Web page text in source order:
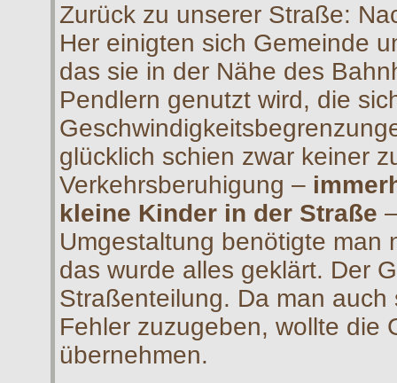
Zurück zu unserer Straße:
Her einigten sich Gemeinde
das sie in der Nähe des
Pendlern genutzt wird, die
glücklich schien zwar keiner
Verkehrsberuhigung –
kleine Kinder in der Straße
Umgestaltung benötigte man
das wurde alles geklärt. Der
Straßenteilung. Da man
Fehler zuzugeben, wollte die
übernehmen.